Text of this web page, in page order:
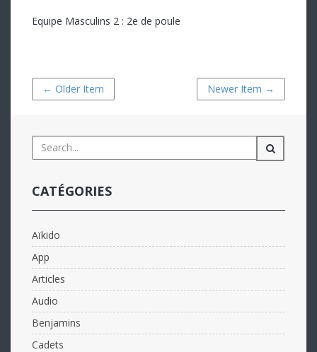
Equipe Masculins 2 : 2e de poule
← Older Item Newer Item →
CATÉGORIES
Aïkido
App
Articles
Audio
Benjamins
Cadets